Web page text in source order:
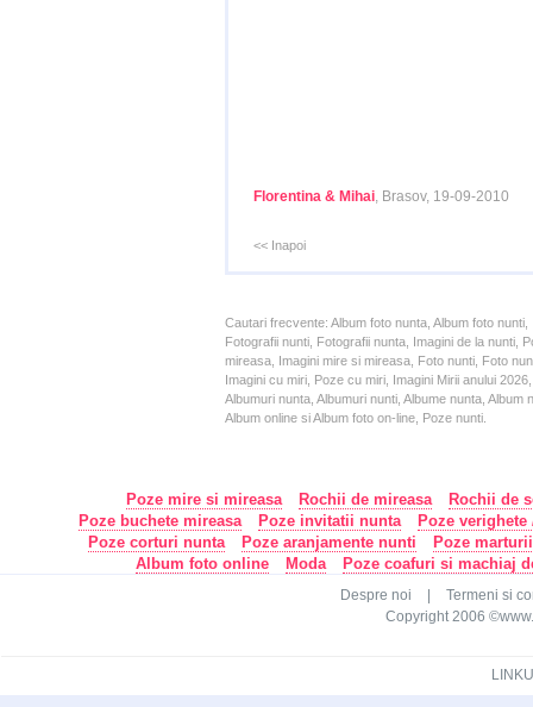
Florentina & Mihai, Brasov, 19-09-2010
<< Inapoi
Cautari frecvente: Album foto nunta, Album foto
Fotografii nunti, Fotografii nunta, Imagini de la nunti,
mireasa, Imagini mire si mireasa, Foto nunti, Foto
Imagini cu miri, Poze cu miri, Imagini Mirii anului
Albumuri nunta, Albumuri nunti, Albume nunta,
Album online si Album foto on-line, Poze nunti.
Poze mire si mireasa Rochii de mireasa
Rochii de
Poze buchete mireasa
Poze invitatii nunta
Poze
Poze corturi nunta
Poze aranjamente nunti
Poze
Album foto online
Moda Poze coafuri si machiaj
Despre noi
Termeni si
Copyright 2006